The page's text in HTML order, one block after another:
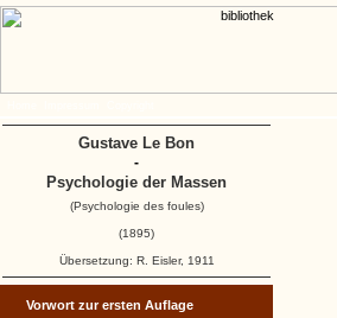
Vorwort zur ersten Auflage
Gustave Le Bon
-
Psychologie der Massen
(Psychologie des foules)
(1895)
Übersetzung: R. Eisler, 1911